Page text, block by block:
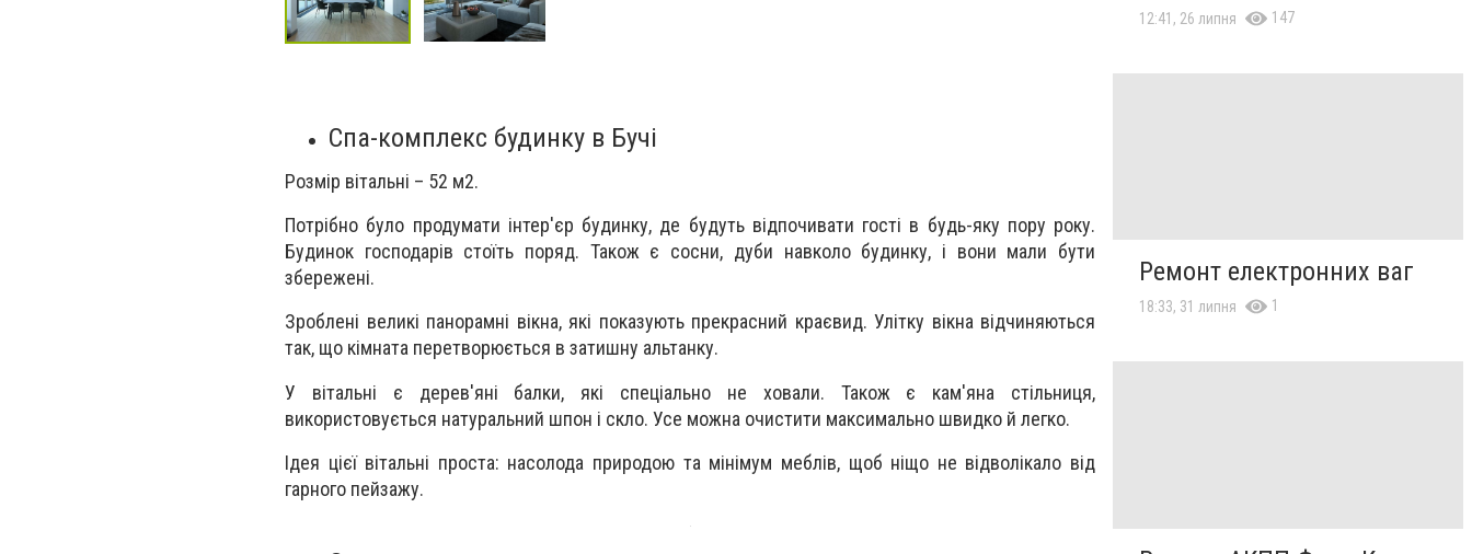
Спа-комплекс будинку в Бучі
Розмір вітальні – 52 м2.
Потрібно було продумати інтер'єр будинку, де будуть відпочивати гості в будь-яку пору року.
Будинок господарів стоїть поряд. Також є сосни, дуби навколо будинку, і вони мали бути
збережені.
Зроблені великі панорамні вікна, які показують прекрасний краєвид. Улітку вікна відчиняються
так, що кімната перетворюється в затишну альтанку.
У вітальні є дерев'яні балки, які спеціально не ховали. Також є кам'яна стільниця,
використовується натуральний шпон і скло. Усе можна очистити максимально швидко й легко.
Ідея цієї вітальні проста: насолода природою та мінімум меблів, щоб ніщо не відволікало від
гарного пейзажу.
12:41, 26 липня 147
Ремонт електронних ваг
18:33, 31 липня 1